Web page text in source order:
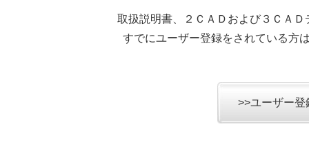
取扱説明書、２ＣＡＤおよび３ＣＡ
すでにユーザー登録をされている方
>>ユーザー